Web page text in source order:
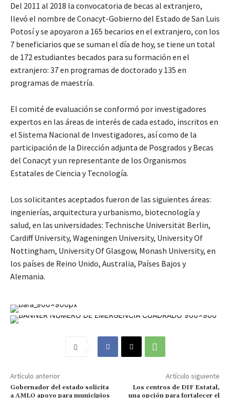
Del 2011 al 2018 la convocatoria de becas al extranjero,
llevó el nombre de Conacyt-Gobierno del Estado de San Luis
Potosí y se apoyaron a 165 becarios en el extranjero, con los
7 beneficiarios que se suman el día de hoy, se tiene un total
de 172 estudiantes becados para su formación en el
extranjero: 37 en programas de doctorado y 135 en
programas de maestría.
El comité de evaluación se conformó por investigadores
expertos en las áreas de interés de cada estado, inscritos en
el Sistema Nacional de Investigadores, así como de la
participación de la Dirección adjunta de Posgrados y Becas
del Conacyt y un representante de los Organismos
Estatales de Ciencia y Tecnología.
Los solicitantes aceptados fueron de las siguientes áreas:
ingenierías, arquitectura y urbanismo, biotecnología y
salud, en las universidades: Technische Universität Berlin,
Cardiff University, Wageningen University, University Of
Nottingham, University Of Glasgow, Monash University, en
los países de Reino Unido, Australia, Países Bajos y
Alemania.
Artículo anterior
Gobernador del estado solicita
a AMLO apoyo para municipios
Artículo siguiente
Los centros de DIF Estatal,
una opción para fortalecer el